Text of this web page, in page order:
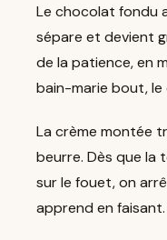
Le chocolat fondu
sépare et devient
de la patience, en
bain-marie bout,
La crème montée
beurre. Dès que
sur le fouet, on
apprend en faisant.